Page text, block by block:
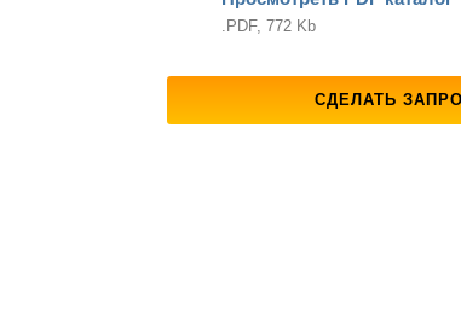
.PDF, 772 Kb
СДЕЛАТЬ